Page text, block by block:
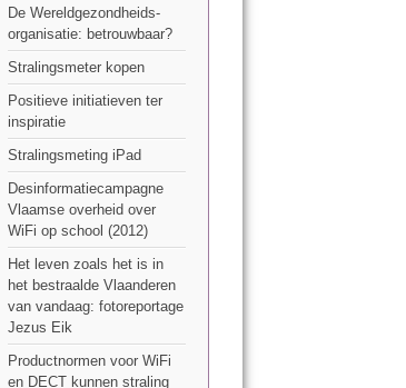
De Wereldgezondheids-
organisatie: betrouwbaar?
Stralingsmeter kopen
Positieve initiatieven ter
inspiratie
Stralingsmeting iPad
Desinformatiecampagne
Vlaamse overheid over
WiFi op school (2012)
Het leven zoals het is in
het bestraalde Vlaanderen
van vandaag: fotoreportage
Jezus Eik
Productnormen voor WiFi
en DECT kunnen straling